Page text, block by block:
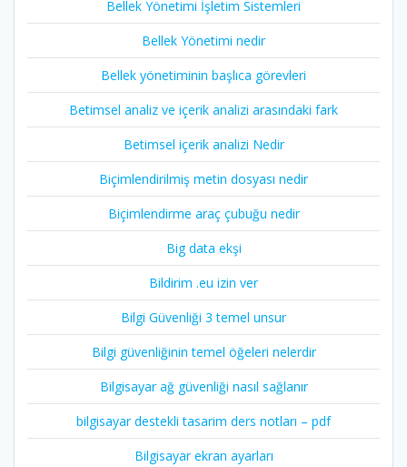
Bellek Yönetimi İşletim Sistemleri
Bellek Yönetimi nedir
Bellek yönetiminin başlıca görevleri
Betimsel analiz ve içerik analizi arasındaki fark
Betimsel içerik analizi Nedir
Biçimlendirilmiş metin dosyası nedir
Biçimlendirme araç çubuğu nedir
Big data ekşi
Bildirim .eu izin ver
Bilgi Güvenliği 3 temel unsur
Bilgi güvenliğinin temel öğeleri nelerdir
Bilgisayar ağ güvenliği nasıl sağlanır
bilgisayar destekli tasarim ders notları – pdf
Bilgisayar ekran ayarları